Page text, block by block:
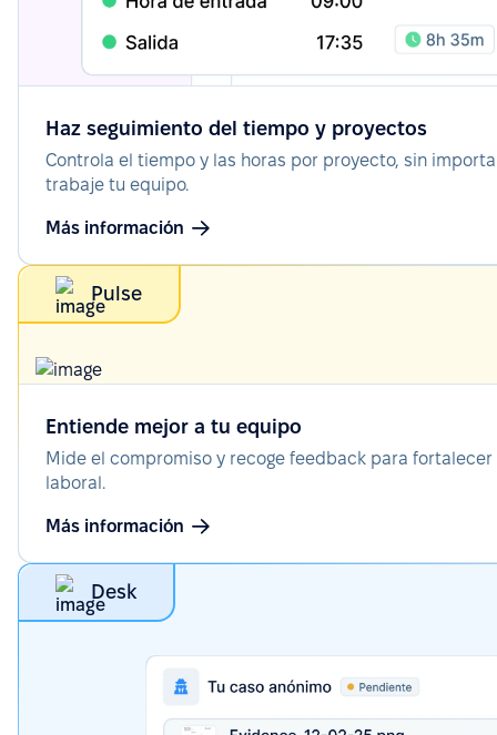
Haz seguimiento del tiempo y proyectos
Controla el tiempo y las horas por proyecto, sin
trabaje tu equipo.
Más información
Pulse
Entiende mejor a tu equipo
Mide el compromiso y recoge feedback para
laboral.
Más información
Desk